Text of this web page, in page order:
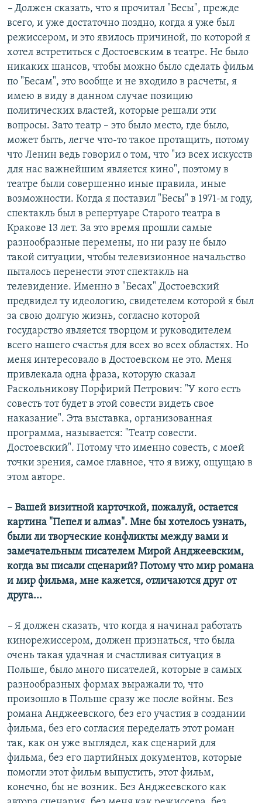
– Должен сказать, что я прочитал "Бесы", прежде
всего, и уже достаточно поздно, когда я уже был
режиссером, и это явилось причиной, по которой я
хотел встретиться с Достоевским в театре. Не было
никаких шансов, чтобы можно было сделать фильм
по "Бесам", это вообще и не входило в расчеты, я
имею в виду в данном случае позицию
политических властей, которые решали эти
вопросы. Зато театр – это было место, где было,
может быть, легче что-то такое протащить, потому
что Ленин ведь говорил о том, что "из всех искусств
для нас важнейшим является кино", поэтому в
театре были совершенно иные правила, иные
возможности. Когда я поставил "Бесы" в 1971-м году,
спектакль был в репертуаре Старого театра в
Кракове 13 лет. За это время прошли самые
разнообразные перемены, но ни разу не было
такой ситуации, чтобы телевизионное начальство
пыталось перенести этот спектакль на
телевидение. Именно в "Бесах" Достоевский
предвидел ту идеологию, свидетелем которой я был
за свою долгую жизнь, согласно которой
государство является творцом и руководителем
всего нашего счастья для всех во всех областях. Но
меня интересовало в Достоевском не это. Меня
привлекала одна фраза, которую сказал
Раскольникову Порфирий Петрович: "У кого есть
совесть тот будет в этой совести видеть свое
наказание". Эта выставка, организованная
программа, называется: "Театр совести.
Достоевский". Потому что именно совесть, с моей
точки зрения, самое главное, что я вижу, ощущаю в
этом авторе.
– Вашей визитной карточкой, пожалуй, остается
картина "Пепел и алмаз". Мне бы хотелось узнать,
были ли творческие конфликты между вами и
замечательным писателем Мирой Анджеевским,
когда вы писали сценарий? Потому что мир романа
и мир фильма, мне кажется, отличаются друг от
друга...
– Я должен сказать, что когда я начинал работать
кинорежиссером, должен признаться, что была
очень такая удачная и счастливая ситуация в
Польше, было много писателей, которые в самых
разнообразных формах выражали то, что
произошло в Польше сразу же после войны. Без
романа Анджеевского, без его участия в создании
фильма, без его согласия переделать этот роман
так, как он уже выглядел, как сценарий для
фильма, без его партийных документов, которые
помогли этот фильм выпустить, этот фильм,
конечно, бы не возник. Без Анджеевского как